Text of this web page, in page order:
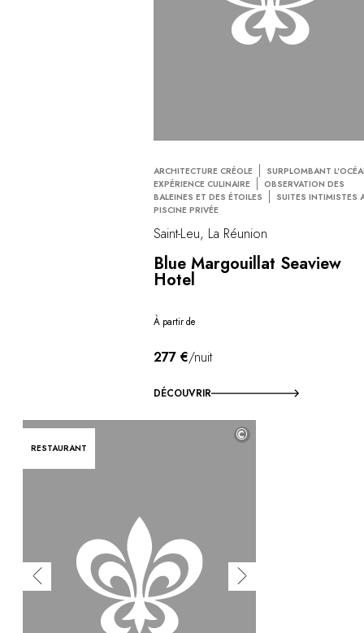
ARCHITECTURE CRÉOLE
SURPLOMBANT
EXPÉRIENCE CULINAIRE
OBSERVATION DES
BALEINES ET DES ÉTOILES
SUITES INTIMISTES
PISCINE PRIVÉE
Saint-Leu, La Réunion
Blue Margouillat Seaview
Hotel
À partir de
277 €/nuit
DÉCOUVRIR
RESTAURANT
©